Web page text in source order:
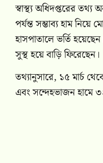
স্বাস্থ্য অধিদপ্তরের
পর্যন্ত সম্ভাব্য হাম
হাসপাতালে ভর্তি
সুস্থ হয়ে বাড়ি ফিরেছেন।
তথ্যানুসারে, ১৫ মার্চ
এবং সন্দেহভাজন হামে